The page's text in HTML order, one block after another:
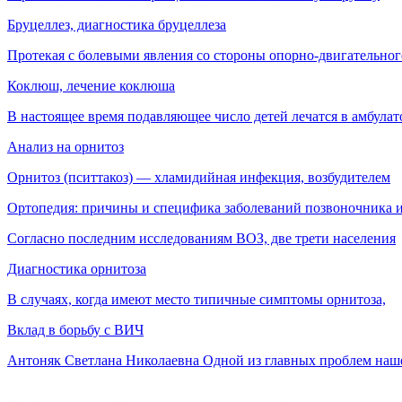
Бруцеллез, диагностика бруцеллеза
Протекая с болевыми явления со стороны опорно-
Коклюш, лечение коклюша
В настоящее время подавляющее число детей лечатся в
Анализ на орнитоз
Орнитоз (пситтакоз) — хламидийная инфекция, воз­будителем
Ортопедия: причины и специфика заболеваний позвоночника и
Согласно последним исследованиям ВОЗ, две трети населения
Диагностика орнитоза
В случаях, когда имеют место типичные симптомы орнитоза,
Вклад в борьбу с ВИЧ
Антоняк Светлана Николаевна Одной из главных проблем